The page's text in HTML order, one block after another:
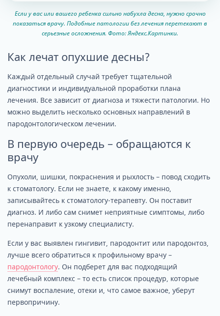
Если у вас или вашего ребенка сильно набухла десна, нужно срочно
показаться врачу. Подобные патологии без лечения перетекают в
серьезные осложнения. Фото: Яндекс.Картинки.
Как лечат опухшие десны?
Каждый отдельный случай требует тщательной
диагностики и индивидуальной проработки плана
лечения. Все зависит от диагноза и тяжести патологии. Но
можно выделить несколько основных направлений в
пародонтологическом лечении.
В первую очередь – обращаются к
врачу
Опухоли, шишки, покраснения и рыхлость – повод сходить
к стоматологу. Если не знаете, к какому именно,
записывайтесь к стоматологу-терапевту. Он поставит
диагноз. И либо сам снимет неприятные симптомы, либо
перенаправит к узкому специалисту.
Если у вас выявлен гингивит, пародонтит или пародонтоз,
лучше всего обратиться к профильному врачу –
пародонтологу. Он подберет для вас подходящий
лечебный комплекс – то есть список процедур, которые
снимут воспаление, отеки и, что самое важное, уберут
первопричину.